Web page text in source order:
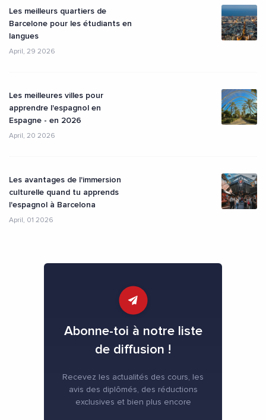
Les meilleurs quartiers de
Barcelone pour les étudiants en
langues
April, 29 2026
Les meilleures villes pour
apprendre l'espagnol en
Espagne - en 2026
April, 20 2026
Les avantages de l'immersion
culturelle quand tu apprends
l'espagnol à Barcelona
April, 01 2026
Abonne-toi à notre liste
de diffusion !
Recevez les actualités des cours, les
avis des diplômés, des réductions
exclusives et bien plus encore